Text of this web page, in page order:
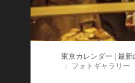
東京カレンダー | 最
フォトギャラリー